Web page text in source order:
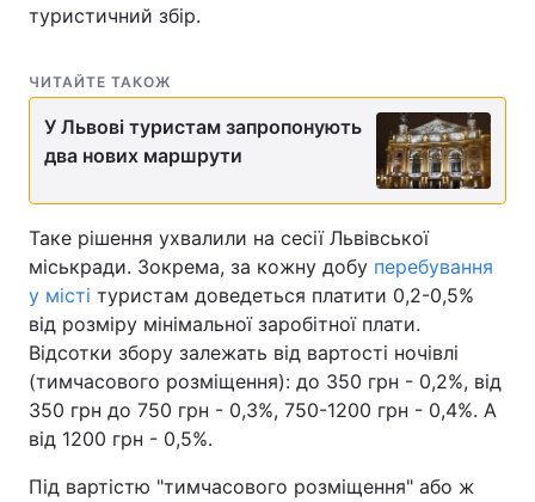
туристичний збір.
ЧИТАЙТЕ ТАКОЖ
У Львові туристам запропонують
два нових маршрути
Таке рішення ухвалили на сесії Львівської
міськради. Зокрема, за кожну добу перебування
у місті туристам доведеться платити 0,2-0,5%
від розміру мінімальної заробітної плати.
Відсотки збору залежать від вартості ночівлі
(тимчасового розміщення): до 350 грн - 0,2%, від
350 грн до 750 грн - 0,3%, 750-1200 грн - 0,4%. А
від 1200 грн - 0,5%.
Під вартістю "тимчасового розміщення" або ж